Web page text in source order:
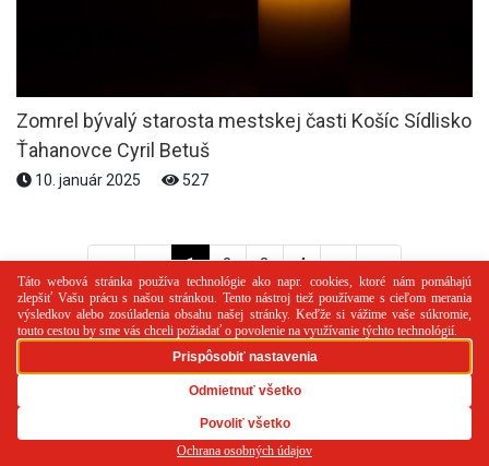
Zomrel bývalý starosta mestskej časti Košíc Sídlisko
Ťahanovce Cyril Betuš
10. január 2025 527
<< < 1 2 3 4 > >>
PR článok
používania cookies
RSS